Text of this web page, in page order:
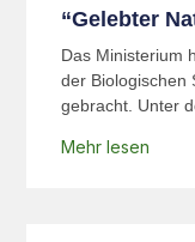
“Gelebter
Das Ministerium
der Biologischen
gebracht. Unter
Mehr lesen